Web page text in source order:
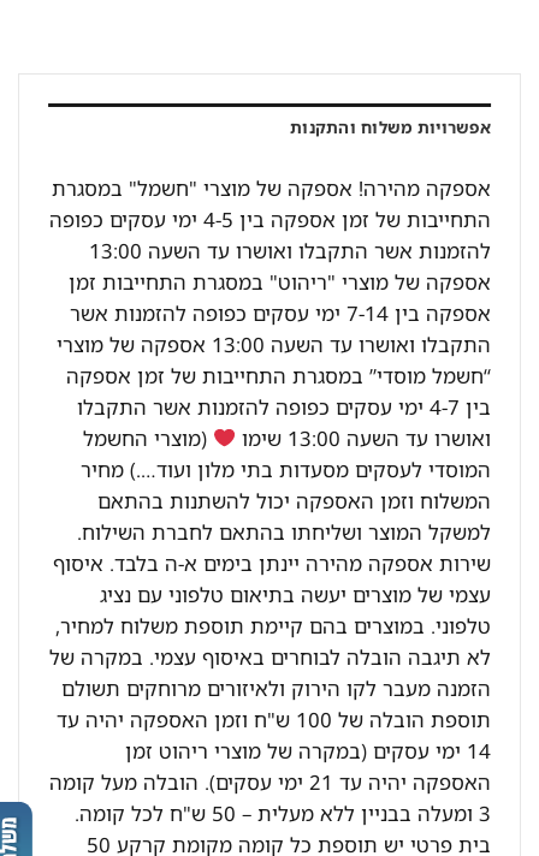
אפשרויות משלוח והתקנות
אספקה מהירה! אספקה של מוצרי "חשמל" במסגרת
התחייבות של זמן אספקה בין 4-5 ימי עסקים כפופה
להזמנות אשר התקבלו ואושרו עד השעה 13:00
אספקה של מוצרי "ריהוט" במסגרת התחייבות זמן
אספקה בין 7-14 ימי עסקים כפופה להזמנות אשר
התקבלו ואושרו עד השעה 13:00 אספקה של מוצרי
“חשמל מוסדי” במסגרת התחייבות של זמן אספקה
בין 4-7 ימי עסקים כפופה להזמנות אשר התקבלו
ואושרו עד השעה 13:00 שימו
(מוצרי החשמל
המוסדי לעסקים מסעדות בתי מלון ועוד….) מחיר
המשלוח וזמן האספקה יכול להשתנות בהתאם
למשקל המוצר ושליחתו בהתאם לחברת השילוח.
שירות אספקה מהירה יינתן בימים א-ה בלבד. איסוף
עצמי של מוצרים יעשה בתיאום טלפוני עם נציג
טלפוני. במוצרים בהם קיימת תוספת משלוח למחיר,
לא תיגבה הובלה לבוחרים באיסוף עצמי. במקרה של
הזמנה מעבר לקו הירוק ולאיזורים מרוחקים תשולם
תוספת הובלה של 100 ש"ח וזמן האספקה יהיה עד
14 ימי עסקים (במקרה של מוצרי ריהוט זמן
האספקה יהיה עד 21 ימי עסקים). הובלה מעל קומה
3 ומעלה בבניין ללא מעלית – 50 ש"ח לכל קומה.
בית פרטי יש תוספת כל קומה מקומת קרקע 50